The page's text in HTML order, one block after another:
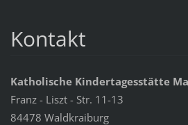
Kontakt
Katholische Kindertagesstätte
Franz - Liszt - Str. 11-13
84478 Waldkraiburg